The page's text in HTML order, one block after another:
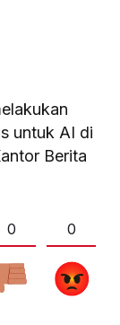
untuk AI di
Berita
0 0